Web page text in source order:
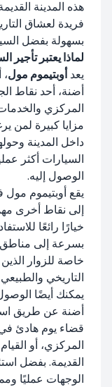
هذه المدينة
فريدة لعشاق
بسهولة بفضل
لماذا يعتبر
يعدأوبتيموم مول
أضنة، أحد نقاط
المركزي
مزايا كبيرة لمن
داخل المدينة
السيارات أكثر
الوصول إليه.
يقع أوبتيموم
إلى نقاط أخرى
خيارًا رائعًا
بسرعة إلى مناطق
خاصة للزوار
التاريخي
يمكنك أيضًا
أضنة عن طريق
قضاء يوم هادئ
المركزي، أو
القديمة. بفضل
الوجهات عمليًا